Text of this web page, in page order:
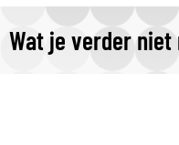
Wat je verder niet